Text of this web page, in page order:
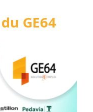
GE64